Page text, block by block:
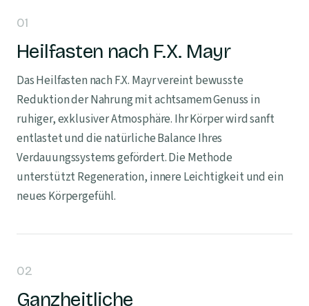
01
Heilfasten nach F.X. Mayr
Das Heilfasten nach F.X. Mayr vereint bewusste
Reduktion der Nahrung mit achtsamem Genuss in
ruhiger, exklusiver Atmosphäre. Ihr Körper wird sanft
entlastet und die natürliche Balance Ihres
Verdauungssystems gefördert. Die Methode
unterstützt Regeneration, innere Leichtigkeit und ein
neues Körpergefühl.
02
Ganzheitliche